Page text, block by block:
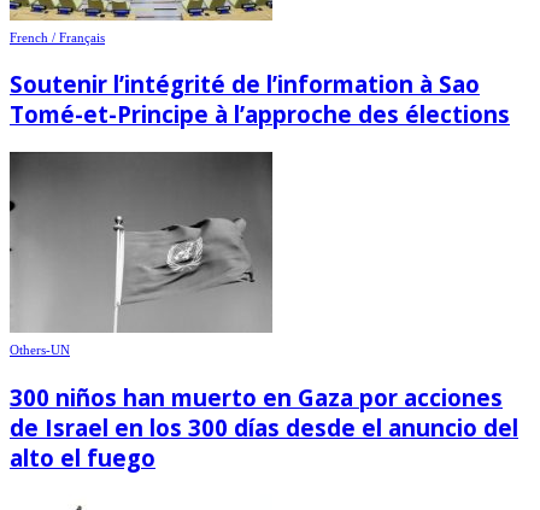
French / Français
Soutenir l’intégrité de l’information à Sao
Tomé-et-Principe à l’approche des élections
Others-UN
300 niños han muerto en Gaza por acciones
de Israel en los 300 días desde el anuncio del
alto el fuego